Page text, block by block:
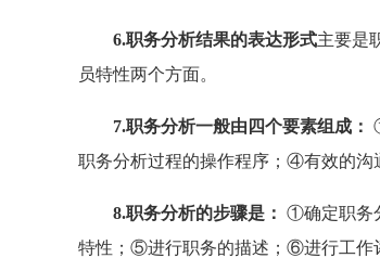
6.职务分析结果的表达形式主要是
员特性两个方面。
7.职务分析一般由四个要素组成：
职务分析过程的操作程序；④有效的沟
8.职务分析的步骤是： ①确定职务
特性；⑤进行职务的描述；⑥进行工作